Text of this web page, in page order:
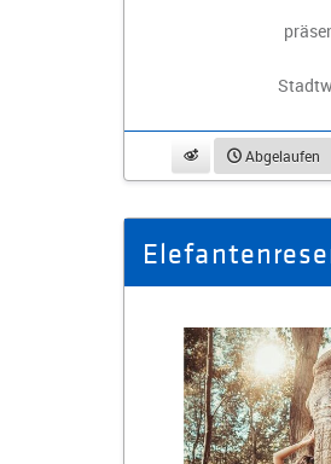
beobachtenAbgelaufen